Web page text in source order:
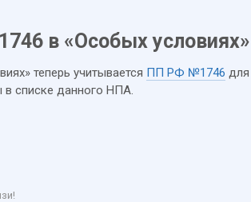
в «Особых условиях»
теперь учитывается ПП РФ №1746 для
списке данного НПА.